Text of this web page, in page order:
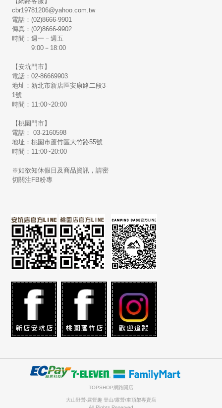
cbr19781206@yahoo.com.tw
電話：(02)8666-9901
傳真：(02)8666-9902
時間：週一－週五
9:00－18:00
【安坑門市】
電話：02-86669903
地址：新北市新店區安康路二段3-
1號
時間：11:00~20:00
【桃園門市】
電話： 03-2160598
地址：桃園市蘆竹區大竹路55號
時間：11:00~20:00
※如欲知休假日及商品資訊，請密
切關注FB粉專
TOPSHOP網路開店
大山野營-露營趣 登山/露營/車頂架專賣店